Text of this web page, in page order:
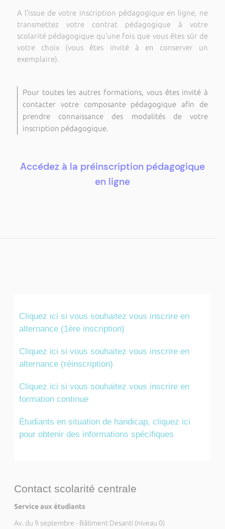
A l’issue de votre inscription pédagogique en ligne, ne
transmettez votre contrat pédagogique à votre
scolarité pédagogique qu’une fois que vous êtes sûr de
votre choix (vous êtes invité à en conserver un
exemplaire).
Pour toutes les autres formations, vous êtes invité à
contacter votre composante pédagogique afin de
prendre connaissance des modalités de votre
inscription pédagogique.
Accédez à la préinscription pédagogique
en ligne
Cliquez ici si vous souhaitez vous inscrire en
alternance (1ère inscription)
Cliquez ici si vous souhaitez vous inscrire en
alternance (réinscription)
Cliquez ici si vous souhaitez vous inscrire en
formation continue
Étudiants en situation de handicap, cliquez ici
pour obtenir des informations spécifiques
Contact scolarité centrale
Service aux étudiants
Av. du 9 septembre - Bâtiment Desanti (niveau 0)